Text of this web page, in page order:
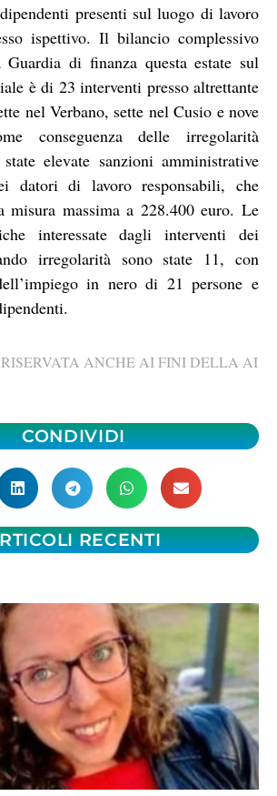
presenti sul luogo di lavoro
ispettivo. Il bilancio complessivo
Guardia di finanza questa estate sul
è di 23 interventi presso altrettante
nel Verbano, sette nel Cusio e nove
conseguenza delle irregolarità
elevate sanzioni amministrative
datori di lavoro responsabili, che
misura massima a 228.400 euro. Le
interessate dagli interventi dei
irregolarità sono state 11, con
in nero di 21 persone e
ANCHE AI FINI DELLA AI
CONDIVIDI
RECENTI